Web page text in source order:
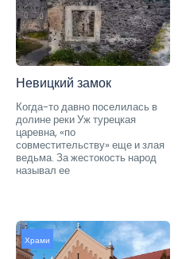
Невицкий замок
Когда-то давно поселилась в
долине реки Уж турецкая
царевна, «по
совместительству» еще и злая
ведьма. За жестокость народ
называл ее
Храми